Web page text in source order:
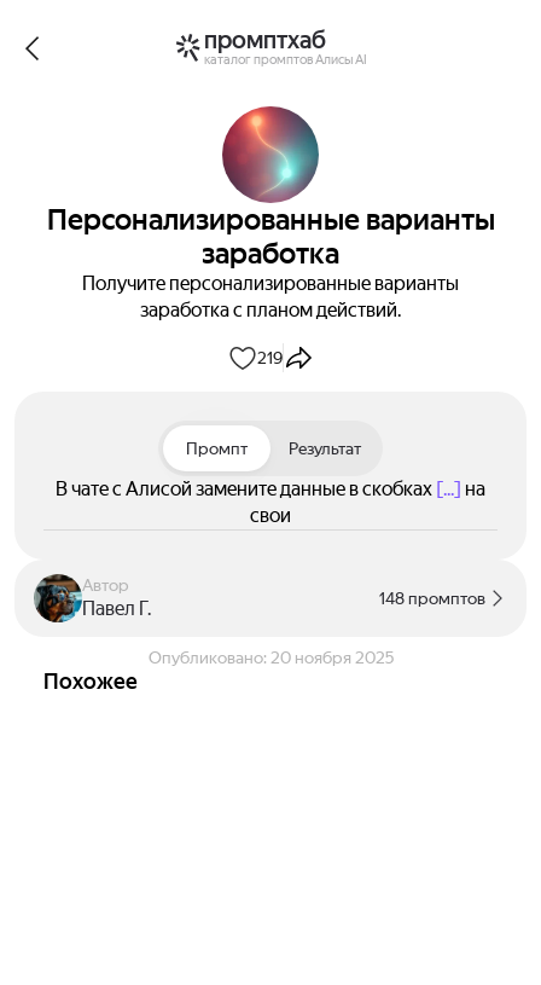
промптхаб
каталог промптов Алисы AI
Персонализированные варианты
заработка
Получите персонализированные варианты
заработка с планом действий.
219
Промпт Результат
В чате с Алисой замените данные в скобках [...] на
свои
Автор
Павел Г. 148 промптов
Опубликовано: 20 ноября 2025
Похожее